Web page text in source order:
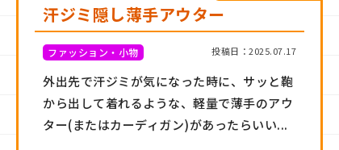
汗ジミ隠し薄手アウター
ファッション・小物 投稿日：2025.07.17
外出先で汗ジミが気になった時に、サッと鞄
から出して着れるような、軽量で薄手のアウ
ター(またはカーディガン)があったらいい...